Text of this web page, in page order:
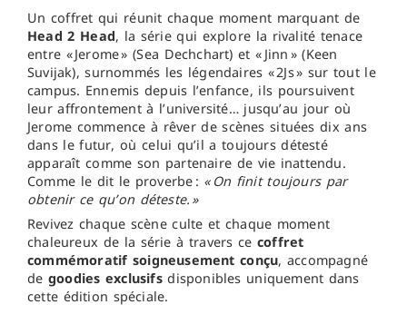
Un coffret qui réunit chaque moment marquant de
Head 2 Head, la série qui explore la rivalité tenace
entre « Jerome » (Sea Dechchart) et « Jinn » (Keen
Suvijak), surnommés les légendaires « 2Js » sur tout le
campus. Ennemis depuis l’enfance, ils poursuivent
leur affrontement à l’université… jusqu’au jour où
Jerome commence à rêver de scènes situées dix ans
dans le futur, où celui qu’il a toujours détesté
apparaît comme son partenaire de vie inattendu.
Comme le dit le proverbe : « On finit toujours par
obtenir ce qu’on déteste. »
Revivez chaque scène culte et chaque moment
chaleureux de la série à travers ce coffret
commémoratif soigneusement conçu, accompagné
de goodies exclusifsdisponibles uniquement dans
cette édition spéciale.